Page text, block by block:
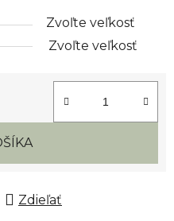
Zvoľte veľkosť
Zvoľte veľkosť
Zdieľať